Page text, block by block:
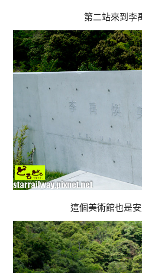
第二站來到李
這個美術館也是